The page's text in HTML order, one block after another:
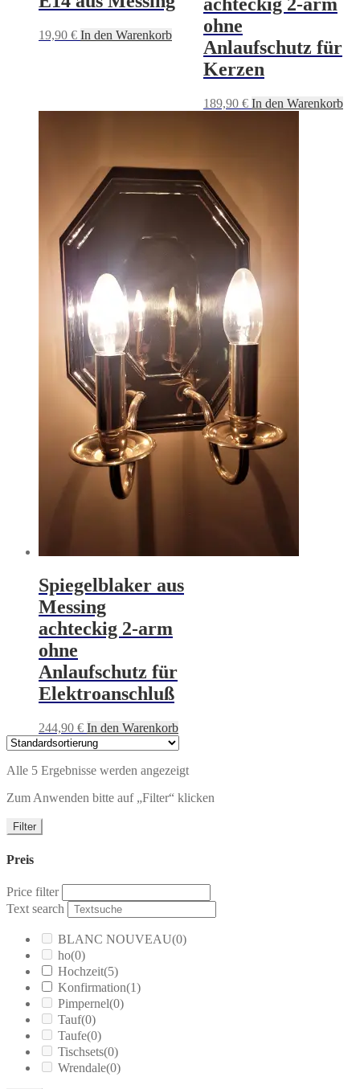
19,90 € In den Warenkorb
ohne
Anlaufschutz für
Kerzen
189,90 € In den Warenkorb
Spiegelblaker aus
Messing
achteckig 2-arm
ohne
Anlaufschutz für
Elektroanschluß
244,90 € In den Warenkorb
Alle 5 Ergebnisse werden angezeigt
Zum Anwenden bitte auf „Filter“ klicken
Filter
Preis
Price filter
Text search
BLANC NOUVEAU(0)
ho(0)
Hochzeit(5)
Konfirmation(1)
Pimpernel(0)
Tauf(0)
Taufe(0)
Tischsets(0)
Wrendale(0)